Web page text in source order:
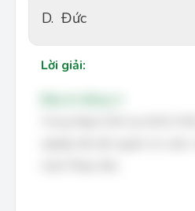
D. Đức
Lời giải: